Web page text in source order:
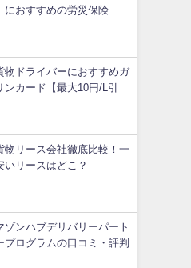
におすすめの労災保険
物ドライバーにおすすめガ
ンカード【最大10円/L引
物リース会社徹底比較！一
いリースはどこ？
ゾンハブデリバリーパート
プログラムの口コミ・評判